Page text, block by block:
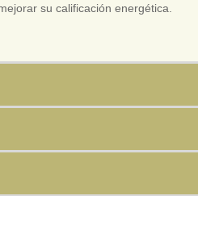
su calificación energética.